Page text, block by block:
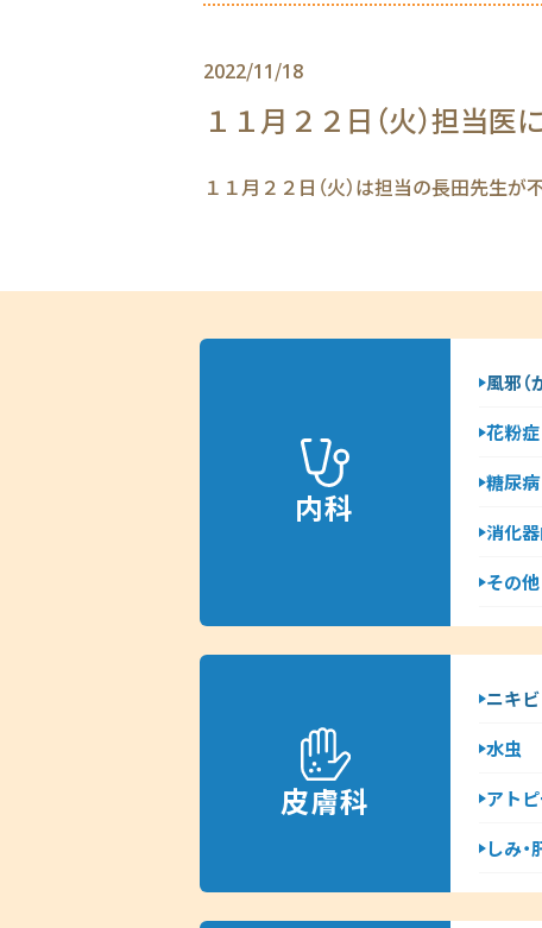
2022/11/18
１１月２２日（火）担当医
１１月２２日（火）は担当の長田先生が
内科
風邪（
花粉症
糖尿病
消化
その他
皮膚科
ニキビ
水虫
アト
しみ・